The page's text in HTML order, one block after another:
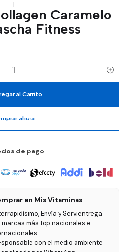
|
Caramelo
Fitness
al Carrito
ahora
de pago
en Mis Vitaminas
Envía y Servientrega
marcas más top nacionales e
con el medio ambiente